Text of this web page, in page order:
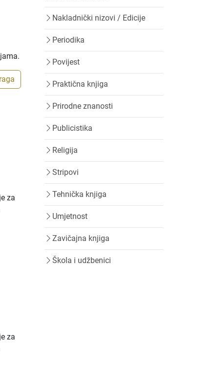
za
za
Nakladnički nizovi / Edicije
Periodika
Povijest
Praktična knjiga
Prirodne znanosti
Publicistika
Religija
Stripovi
Tehnička knjiga
Umjetnost
Zavičajna knjiga
Škola i udžbenici